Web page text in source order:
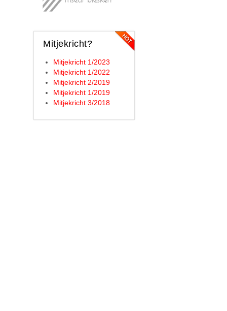
Mitjekricht?
Mitjekricht 1/2023
Mitjekricht 1/2022
Mitjekricht 2/2019
Mitjekricht 1/2019
Mitjekricht 3/2018